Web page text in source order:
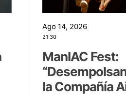
Ago 14, 2026
21:30
ManIAC Fest:
la Compañía